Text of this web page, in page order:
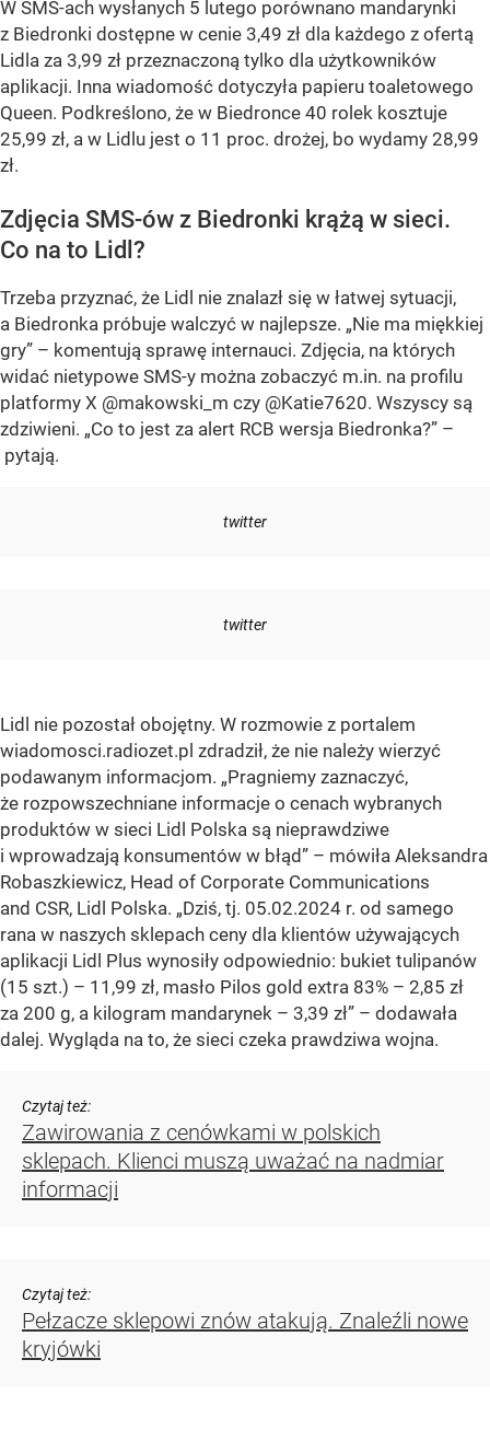
W SMS-ach wysłanych 5 lutego porównano mandarynki
z Biedronki dostępne w cenie 3,49 zł dla każdego z ofertą
Lidla za 3,99 zł przeznaczoną tylko dla użytkowników
aplikacji. Inna wiadomość dotyczyła papieru toaletowego
Queen. Podkreślono, że w Biedronce 40 rolek kosztuje
25,99 zł, a w Lidlu jest o 11 proc. drożej, bo wydamy 28,99
zł.
Zdjęcia SMS-ów z Biedronki krążą w sieci.
Co na to Lidl?
Trzeba przyznać, że Lidl nie znalazł się w łatwej sytuacji,
a Biedronka próbuje walczyć w najlepsze. „Nie ma miękkiej
gry” – komentują sprawę internauci. Zdjęcia, na których
widać nietypowe SMS-y można zobaczyć m.in. na profilu
platformy X @makowski_m czy @Katie7620. Wszyscy są
zdziwieni. „Co to jest za alert RCB wersja Biedronka?” –
pytają.
twitter
twitter
Lidl nie pozostał obojętny. W rozmowie z portalem
wiadomosci.radiozet.pl zdradził, że nie należy wierzyć
podawanym informacjom. „Pragniemy zaznaczyć,
że rozpowszechniane informacje o cenach wybranych
produktów w sieci Lidl Polska są nieprawdziwe
i wprowadzają konsumentów w błąd” – mówiła Aleksandra
Robaszkiewicz, Head of Corporate Communications
and CSR, Lidl Polska. „Dziś, tj. 05.02.2024 r. od samego
rana w naszych sklepach ceny dla klientów używających
aplikacji Lidl Plus wynosiły odpowiednio: bukiet tulipanów
(15 szt.) – 11,99 zł, masło Pilos gold extra 83% – 2,85 zł
za 200 g, a kilogram mandarynek – 3,39 zł” – dodawała
dalej. Wygląda na to, że sieci czeka prawdziwa wojna.
Czytaj też:
Zawirowania z cenówkami w polskich
sklepach. Klienci muszą uważać na nadmiar
informacji
Czytaj też:
Pełzacze sklepowi znów atakują. Znaleźli nowe
kryjówki